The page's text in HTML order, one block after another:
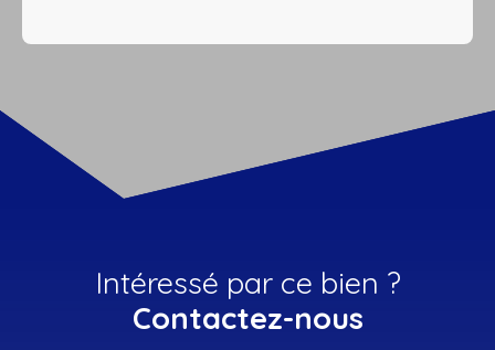
Intéressé par ce bien ?
Contactez-nous